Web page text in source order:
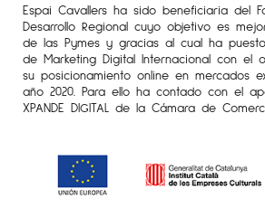
Espai Cavallers ha sido beneficiaria del
Desarrollo Regional cuyo objetivo es
de las Pymes y gracias al cual ha
de Marketing Digital Internacional con el
su posicionamiento online en mercados
año 2020. Para ello ha contado con el
XPANDE DIGITAL de la Cámara de